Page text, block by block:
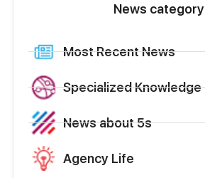
News category
Most Recent News
Specialized Knowledge
News about 5s
Agency Life